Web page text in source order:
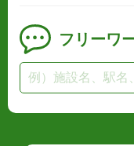
フリーワ